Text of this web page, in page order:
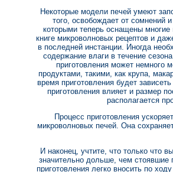
Некоторые модели печей умеют
того, освобождает от сомнений
которыми теперь оснащены
книге микроволновых рецептов и
в последней инстанции. Иногда
содержание влаги в течение
приготовления может немного
продуктами, такими, как крупа,
время приготовления будет
приготовления влияет и размер
располагается
Процесс приготовления
микроволновых печей. Она
И наконец, учтите, что только что
значительно дольше, чем стоявшие
приготовления легко вносить по